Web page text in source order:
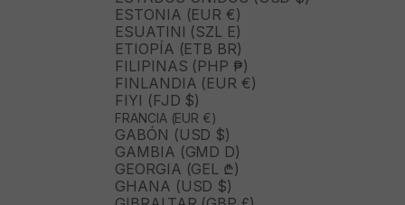
ESTONIA (EUR €)
ESUATINI (SZL E)
ETIOPÍA (ETB BR)
FILIPINAS (PHP ₱)
FINLANDIA (EUR €)
FIYI (FJD $)
FRANCIA (EUR €)
GABÓN (USD $)
GAMBIA (GMD D)
GEORGIA (GEL ₾)
GHANA (USD $)